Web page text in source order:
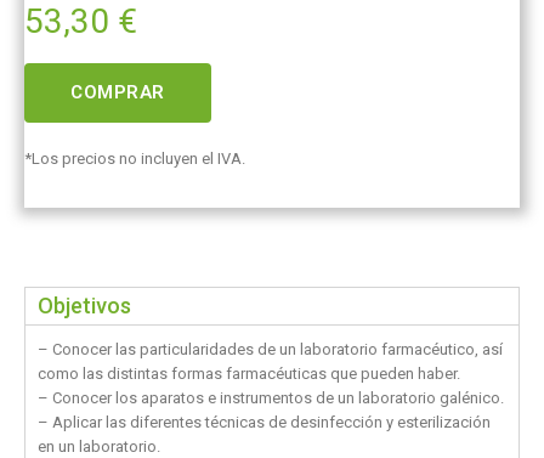
53,30 €
COMPRAR
*Los precios no incluyen el IVA.
Objetivos
– Conocer las particularidades de un laboratorio farmacéutico, así
como las distintas formas farmacéuticas que pueden haber.
– Conocer los aparatos e instrumentos de un laboratorio galénico.
– Aplicar las diferentes técnicas de desinfección y esterilización
en un laboratorio.